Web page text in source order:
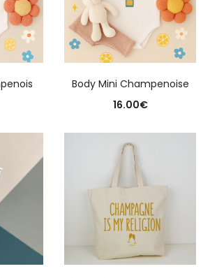
Body Mini Champenoise
16.00€